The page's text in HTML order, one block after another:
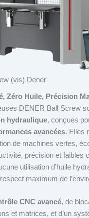
(vis) Dener
Zéro Huile, Précision
DENER Ball Screw
hydraulique, conçues
avancées. Elles
de machines vertes,
précision et faibles
utilisation d’huile
maximum de
CNC avancé, de
et matrices, et d’un